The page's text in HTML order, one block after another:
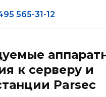
565-31-12
к серверу и
Parsec